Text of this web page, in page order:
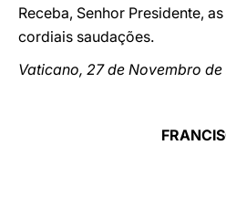
Receba, Senhor Presidente,
cordiais saudações.
Vaticano, 27 de Novembro de